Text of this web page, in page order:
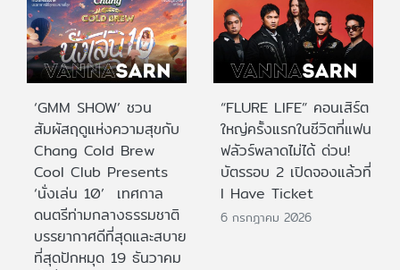
‘GMM SHOW’ ชวน
สัมผัสฤดูแห่งความสุขกับ
Chang Cold Brew
Cool Club Presents
‘นั่งเล่น 10’ เทศกาล
ดนตรีท่ามกลางธรรมชาติ
บรรยากาศดีที่สุดและสบาย
ที่สุดปักหมุด 19 ธันวาคม
“FLURE LIFE” คอนเสิร์ต
ใหญ่ครั้งแรกในชีวิตที่แฟน
ฟลัวร์พลาดไม่ได้ ด่วน!
บัตรรอบ 2 เปิดจองแล้วที่
I Have Ticket
6 กรกฎาคม 2026